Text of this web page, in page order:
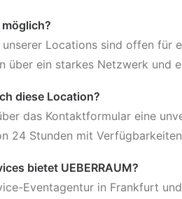
unserer Locations sind offen für
über ein starkes Netzwerk und
diese Location?
das Kontaktformular eine
24 Stunden mit
bietet UEBERRAUM?
Eventagentur in Frankfurt